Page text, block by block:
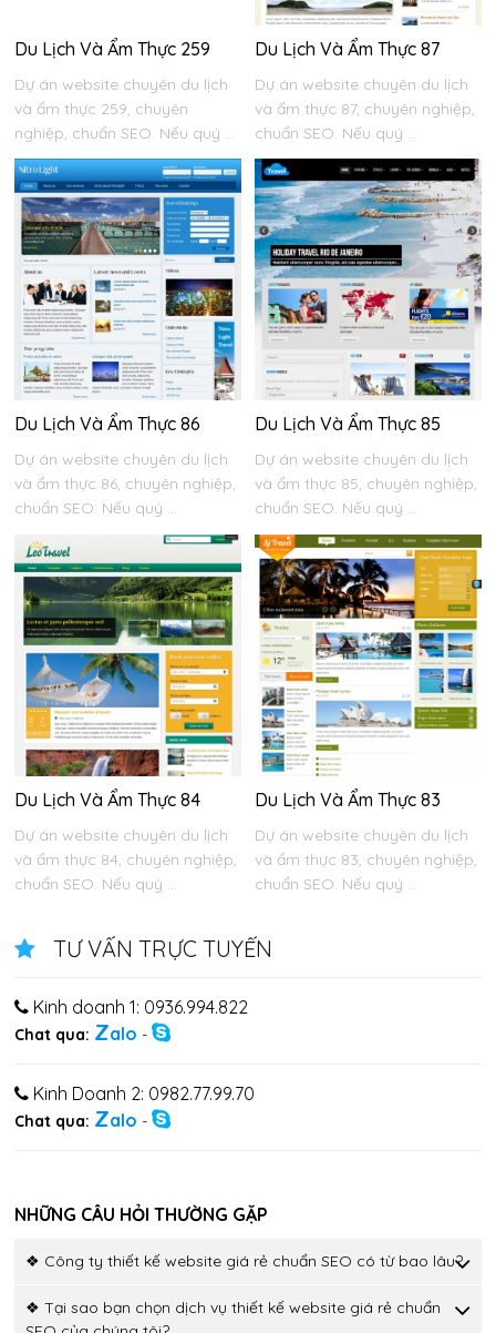
Du Lịch Và Ẩm Thực 259
Dự án website chuyên du lịch
và ẩm thực 259, chuyên
nghiệp, chuẩn SEO. Nếu quý ...
Du Lịch Và Ẩm Thực 87
Dự án website chuyên du lịch
và ẩm thực 87, chuyên nghiệp,
chuẩn SEO. Nếu quý ...
Du Lịch Và Ẩm Thực 86
Dự án website chuyên du lịch
và ẩm thực 86, chuyên nghiệp,
chuẩn SEO. Nếu quý ...
Du Lịch Và Ẩm Thực 85
Dự án website chuyên du lịch
và ẩm thực 85, chuyên nghiệp,
chuẩn SEO. Nếu quý ...
Du Lịch Và Ẩm Thực 84
Dự án website chuyên du lịch
và ẩm thực 84, chuyên nghiệp,
chuẩn SEO. Nếu quý ...
Du Lịch Và Ẩm Thực 83
Dự án website chuyên du lịch
và ẩm thực 83, chuyên nghiệp,
chuẩn SEO. Nếu quý ...
TƯ VẤN TRỰC TUYẾN
Kinh doanh 1: 0936.994.822
Chat qua: Zalo -
Kinh Doanh 2: 0982.77.99.70
Chat qua: Zalo -
NHỮNG CÂU HỎI THƯỜNG GẶP
❖ Công ty thiết kế website giá rẻ chuẩn SEO có từ bao lâu?
❖ Tại sao bạn chọn dịch vụ thiết kế website giá rẻ chuẩn